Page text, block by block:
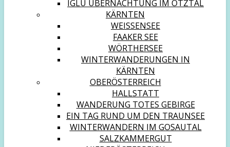
IGLU ÜBERNACHTUNG IM ÖTZTAL
KÄRNTEN
WEISSENSEE
FAAKER SEE
WÖRTHERSEE
WINTERWANDERUNGEN IN
KÄRNTEN
OBERÖSTERREICH
HALLSTATT
WANDERUNG TOTES GEBIRGE
EIN TAG RUND UM DEN TRAUNSEE
WINTERWANDERN IM GOSAUTAL
SALZKAMMERGUT